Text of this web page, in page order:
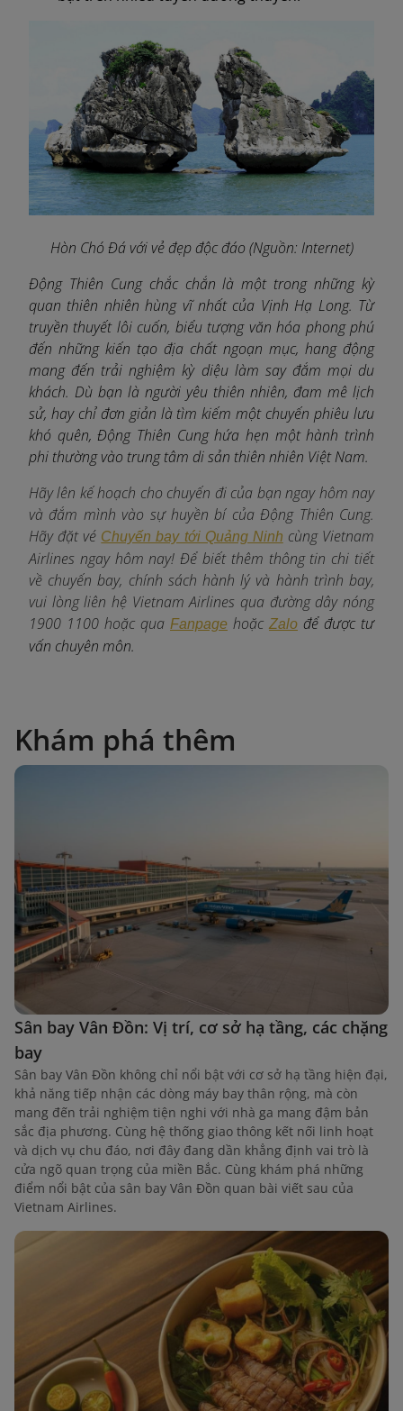
Hòn Chó Đá với vẻ đẹp độc đáo (Nguồn: Internet)
Động Thiên Cung chắc chắn là một trong những kỳ
quan thiên nhiên hùng vĩ nhất của Vịnh Hạ Long. Từ
truyền thuyết lôi cuốn, biểu tượng văn hóa phong phú
đến những kiến tạo địa chất ngoạn mục, hang động
mang đến trải nghiệm kỳ diệu làm say đắm mọi du
khách. Dù bạn là người yêu thiên nhiên, đam mê lịch
sử, hay chỉ đơn giản là tìm kiếm một chuyến phiêu lưu
khó quên, Động Thiên Cung hứa hẹn một hành trình
phi thường vào trung tâm di sản thiên nhiên Việt Nam.
Hãy lên kế hoạch cho chuyến đi của bạn ngay hôm nay
và đắm mình vào sự huyền bí của Động Thiên Cung.
Hãy đặt vé Chuyến bay tới Quảng Ninh cùng Vietnam
Airlines ngay hôm nay! Để biết thêm thông tin chi tiết
về chuyến bay, chính sách hành lý và hành trình bay,
vui lòng liên hệ Vietnam Airlines qua đường dây nóng
1900 1100 hoặc qua Fanpage hoặc Zalo để được tư
vấn chuyên môn.
Khám phá thêm
Sân bay Vân Đồn: Vị trí, cơ sở hạ tầng, các chặng
bay
Sân bay Vân Đồn không chỉ nổi bật với cơ sở hạ tầng hiện đại,
khả năng tiếp nhận các dòng máy bay thân rộng, mà còn
mang đến trải nghiệm tiện nghi với nhà ga mang đậm bản
sắc địa phương. Cùng hệ thống giao thông kết nối linh hoạt
và dịch vụ chu đáo, nơi đây đang dần khẳng định vai trò là
cửa ngõ quan trọng của miền Bắc. Cùng khám phá những
điểm nổi bật của sân bay Vân Đồn quan bài viết sau của
Vietnam Airlines.